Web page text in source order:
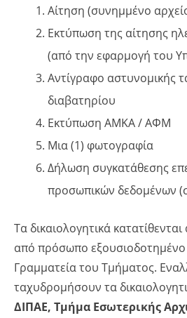
Αίτηση (συνημμένο
Εκτύπωση της αίτησης
(από την εφαρμογή του
Αντίγραφο αστυνομικής
διαβατηρίου
Εκτύπωση ΑΜΚΑ / ΑΦΜ
Μια (1) φωτογραφία
Δήλωση συγκατάθεσης
προσωπικών δεδομένων
Τα δικαιολογητικά
από πρόσωπο
Γραμματεία του Τμήματος.
ταχυδρομήσουν τα
ΔΙΠΑΕ, Τμήμα Εσωτερικής